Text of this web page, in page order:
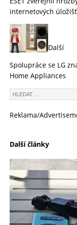
internetových úložišť
Další
Spolupráce se LG
Home Appliances
Reklama/
Další články